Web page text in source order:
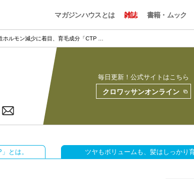
マガジンハウスとは 雑誌 書籍・ムック
ホルモン減少に着目、育毛成分「CTP …
毎日更新！公式サイトはこちら
クロワッサンオンライン
とは。 ツヤもボリュームも、髪はしっかり